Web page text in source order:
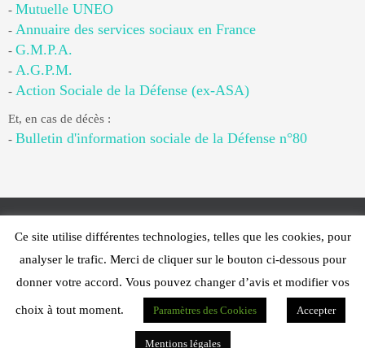
- Mutuelle UNEO
- Annuaire des services sociaux en France
- G.M.P.A.
- A.G.P.M.
- Action Sociale de la Défense (ex-ASA)
Et, en cas de décès :
- Bulletin d'information sociale de la Défense n°80
Web Design - PFS Concept Toulon - © 2025
Fonctionne avec Nirvana WordPress.
Ce site utilise différentes technologies, telles que les cookies, pour
analyser le trafic. Merci de cliquer sur le bouton ci-dessous pour
donner votre accord. Vous pouvez changer d’avis et modifier vos
choix à tout moment. Paramètres des Cookies Accepter
Mentions légales